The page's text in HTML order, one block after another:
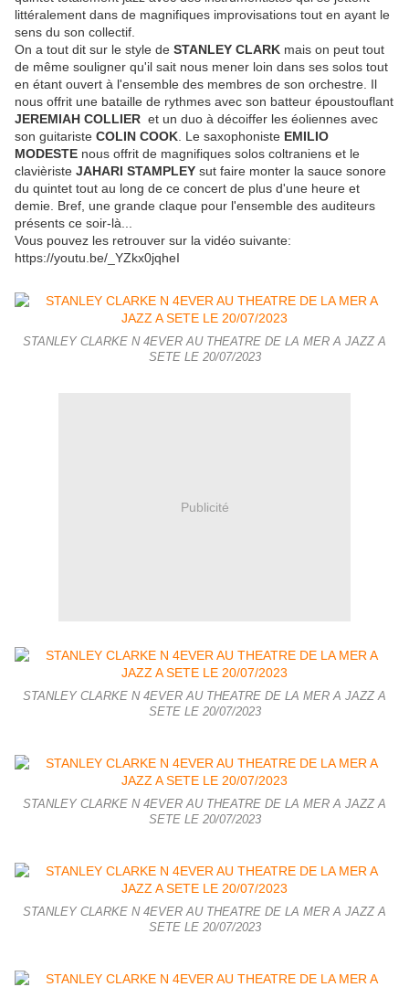
littéralement dans de magnifiques improvisations tout en ayant le
sens du son collectif.
On a tout dit sur le style de STANLEY CLARK mais on peut tout
de même souligner qu'il sait nous mener loin dans ses solos tout
en étant ouvert à l'ensemble des membres de son orchestre. Il
nous offrit une bataille de rythmes avec son batteur époustouflant
JEREMIAH COLLIER et un duo à décoiffer les éoliennes avec
son guitariste COLIN COOK . Le saxophoniste EMILIO
MODESTE nous offrit de magnifiques solos coltraniens et le
clavièriste JAHARI STAMPLEY sut faire monter la sauce sonore
du quintet tout au long de ce concert de plus d'une heure et
demie. Bref, une grande claque pour l'ensemble des auditeurs
présents ce soir-là...
Vous pouvez les retrouver sur la vidéo suivante:
https://youtu.be/_YZkx0jqheI
STANLEY CLARKE N 4EVER AU THEATRE DE LA MER A JAZZ A
SETE LE 20/07/2023
Publicité
STANLEY CLARKE N 4EVER AU THEATRE DE LA MER A JAZZ A
SETE LE 20/07/2023
STANLEY CLARKE N 4EVER AU THEATRE DE LA MER A JAZZ A
SETE LE 20/07/2023
STANLEY CLARKE N 4EVER AU THEATRE DE LA MER A JAZZ A
SETE LE 20/07/2023